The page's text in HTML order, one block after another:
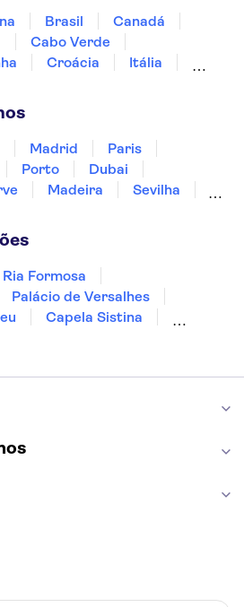
Brasil
Canadá
Cabo Verde
Croácia
Itália
Madrid
Paris
Porto
Dubai
Madeira
Sevilha
Vigo
Ria Formosa
Palácio de Versalhes
Capela Sistina
Castelo de São Jorge